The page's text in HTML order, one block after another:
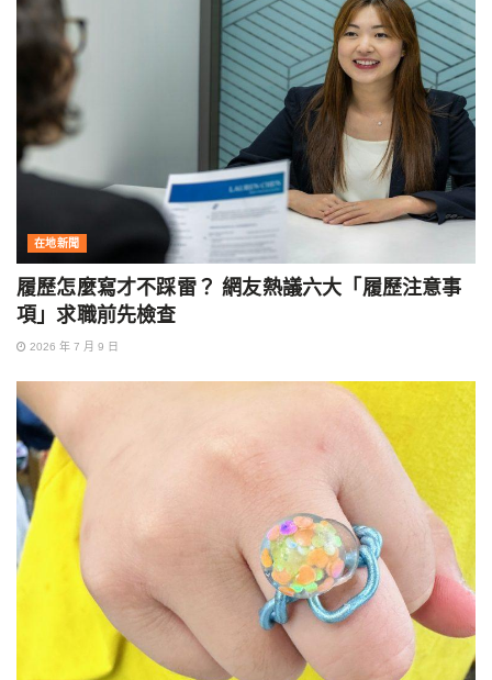
在地新聞
履歷怎麼寫才不踩雷？ 網友熱議六大「履歷注意事
項」求職前先檢查
2026 年 7 月 9 日